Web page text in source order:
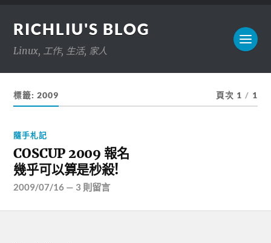
RICHLIU'S BLOG
Linux, 工作, 生活, 家人
標籤:2009 頁次 1 / 1
隨手札記
COSCUP 2009 報名
幾乎可以算是秒殺!
2009/07/16 — 3 則留言